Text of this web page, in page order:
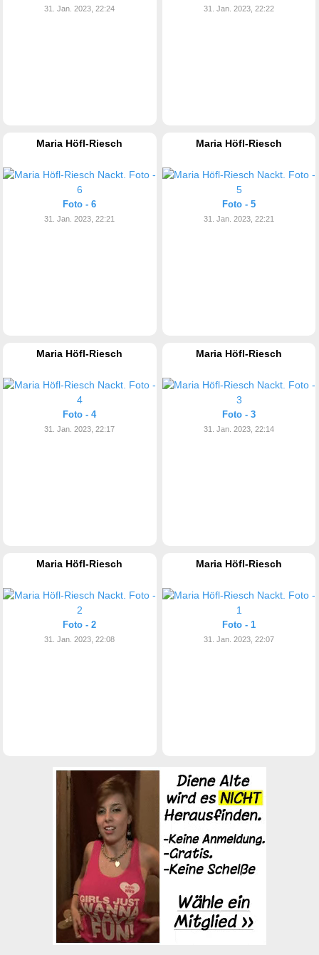
31. Jan. 2023, 22:24 31. Jan. 2023, 22:22
Maria Höfl-Riesch
Foto - 6
31. Jan. 2023, 22:21
Maria Höfl-Riesch
Foto - 5
31. Jan. 2023, 22:21
Maria Höfl-Riesch
Foto - 4
31. Jan. 2023, 22:17
Maria Höfl-Riesch
Foto - 3
31. Jan. 2023, 22:14
Maria Höfl-Riesch
Foto - 2
31. Jan. 2023, 22:08
Maria Höfl-Riesch
Foto - 1
31. Jan. 2023, 22:07